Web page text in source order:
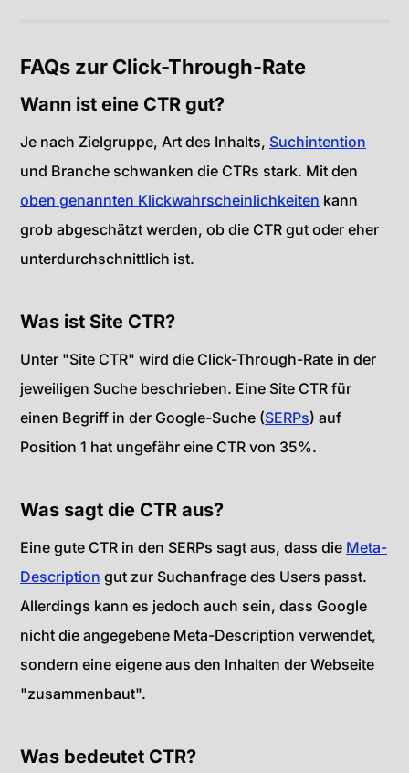
FAQs zur Click-Through-Rate
Wann ist eine CTR gut?
Je nach Zielgruppe, Art des Inhalts, Suchintention
und Branche schwanken die CTRs stark. Mit den
oben genannten Klickwahrscheinlichkeiten kann
grob abgeschätzt werden, ob die CTR gut oder eher
unterdurchschnittlich ist.
Was ist Site CTR?
Unter "Site CTR" wird die Click-Through-Rate in der
jeweiligen Suche beschrieben. Eine Site CTR für
einen Begriff in der Google-Suche (SERPs) auf
Position 1 hat ungefähr eine CTR von 35%.
Was sagt die CTR aus?
Eine gute CTR in den SERPs sagt aus, dass die Meta-
Description gut zur Suchanfrage des Users passt.
Allerdings kann es jedoch auch sein, dass Google
nicht die angegebene Meta-Description verwendet,
sondern eine eigene aus den Inhalten der Webseite
"zusammenbaut".
Was bedeutet CTR?